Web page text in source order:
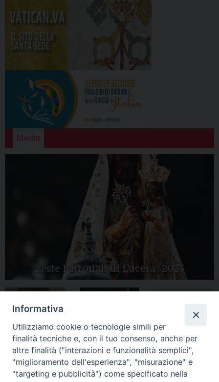
Media
Feste Patronali di Lucera- 2025
Apertura Anno
Mariae in Diocesi
Tutte le gallery
Informativa
Utilizziamo cookie o tecnologie simili per
finalità tecniche e, con il tuo consenso, anche per
altre finalità ("interazioni e funzionalità semplici",
"miglioramento dell'esperienza", "misurazione" e
"targeting e pubblicità") come specificato nella